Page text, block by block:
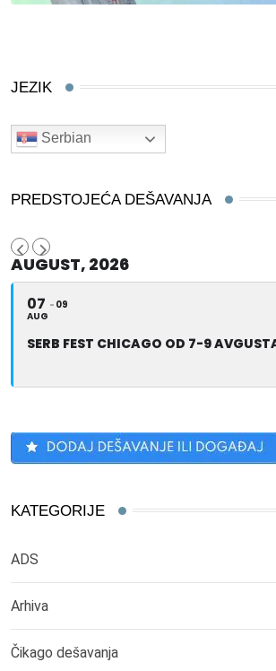
JEZIK
Serbian
PREDSTOJEĆA DEŠAVANJA
AUGUST, 2026
07
AUG
09
SERB FEST CHICAGO OD 7-9
KATEGORIJE
ADS
Arhiva
Čikago dešavanja